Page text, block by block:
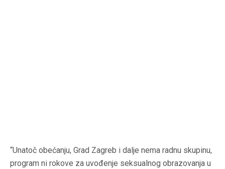
“Unatoč obećanju, Grad Zagreb i dalje nema radnu skupinu,
program ni rokove za uvođenje seksualnog obrazovanja u